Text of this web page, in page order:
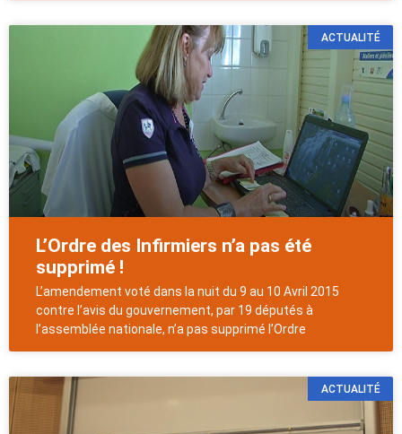
ACTUALITÉ
L’Ordre des Infirmiers n’a pas été
supprimé !
L’amendement voté dans la nuit du 9 au 10 Avril 2015
contre l’avis du gouvernement, par 19 députés à
l’assemblée nationale, n’a pas supprimé l’Ordre
ACTUALITÉ